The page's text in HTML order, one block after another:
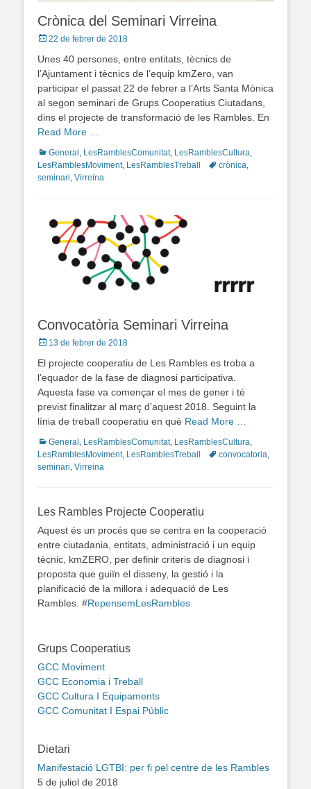
Crònica del Seminari Virreina
Posted
22 de febrer de 2018
Unes 40 persones, entre entitats, tècnics de
l’Ajuntament i tècnics de l’equip kmZero, van
participar el passat 22 de febrer a l’Arts Santa Mònica
al segon seminari de Grups Cooperatius Ciutadans,
dins el projecte de transformació de les Rambles. En
Read More …
Categories
General , LesRamblesComunitat, LesRamblesCultura,
LesRamblesMoviment, LesRamblesTreball Tagscrònica,
seminari, Virreina
Convocatòria Seminari Virreina
Posted
13 de febrer de 2018
El projecte cooperatiu de Les Rambles es troba a
l’equador de la fase de diagnosi participativa.
Aquesta fase va començar el mes de gener i té
previst finalitzar al març d’aquest 2018. Seguint la
línia de treball cooperatiu en què Read More …
Categories
General , LesRamblesComunitat, LesRamblesCultura,
LesRamblesMoviment, LesRamblesTreball Tagsconvocatoria,
seminari, Virreina
Les Rambles Projecte Cooperatiu
Aquest és un procés que se centra en la cooperació
entre ciutadania, entitats, administració i un equip
tècnic, kmZERO, per definir criteris de diagnosi i
proposta que guiïn el disseny, la gestió i la
planificació de la millora i adequació de Les
Rambles. #RepensemLesRambles
Grups Cooperatius
GCC Moviment
GCC Economia i Treball
GCC Cultura I Equipaments
GCC Comunitat I Espai Públic
Dietari
Manifestació LGTBI: per fi pel centre de les Rambles
5 de juliol de 2018